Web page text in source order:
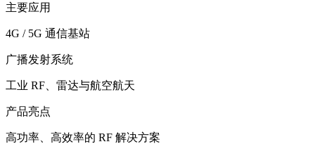
主要应用
4G / 5G 通信基站
广播发射系统
工业 RF、雷达与航空航天
产品亮点
高功率、高效率的 RF 解决方案